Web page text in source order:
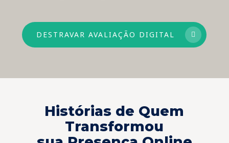
DESTRAVAR AVALIAÇÃO DIGITAL
Histórias de Quem
Transformou